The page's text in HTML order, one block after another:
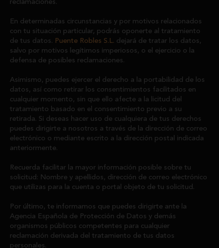
reclamaciones.
En determinadas circunstancias y por motivos relacionados
con tu situación particular, podrás oponerte al tratamiento
de tus datos. Puente Robles S.L. dejará de tratar los datos,
salvo por motivos legítimos imperiosos, o el ejercicio o la
defensa de posibles reclamaciones.
Asimismo, puedes ejercer el derecho a la portabilidad de los
datos, así como retirar los consentimientos facilitados en
cualquier momento, sin que ello afecte a la licitud del
tratamiento basado en el consentimiento previo a su
retirada. Si deseas hacer uso de cualquiera de tus derechos
puedes dirigirte a nosotros a través de la dirección de correo
electrónico o mediante escrito a la dirección postal indicada
anteriormente.
Recuerda facilitar la mayor información posible sobre tu
solicitud: Nombre y apellidos, dirección de correo electrónico
que utilizas para la cuenta o portal objeto de tu solicitud.
Por último, te informamos que puedes dirigirte ante la
Agencia Española de Protección de Datos y demás
organismos públicos competentes para cualquier
reclamación derivada del tratamiento de tus datos
personales.